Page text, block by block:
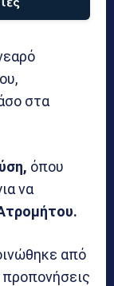
στα
όπου
να
από